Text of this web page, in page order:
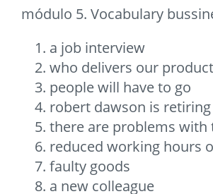
módulo 5. Vocabulary
a job interview
who delivers our
people will have to go
robert dawson is retiring
there are problems with
reduced working hours
faulty goods
a new colleague